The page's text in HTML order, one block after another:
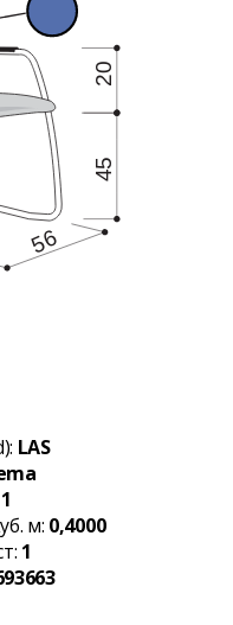
LAS
м: 0,4000
1